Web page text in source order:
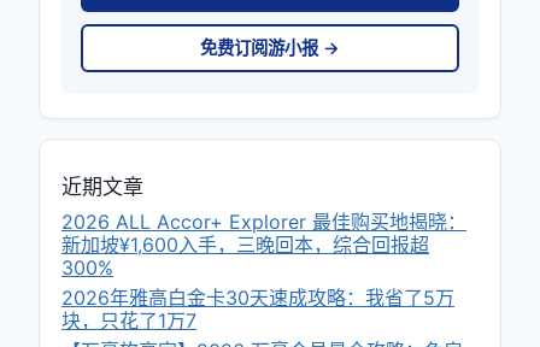
免费订阅游小报 →
近期文章
2026 ALL Accor+ Explorer 最佳购买地揭晓：
新加坡¥1,600入手，三晚回本，综合回报超
300%
2026年雅高白金卡30天速成攻略：我省了5万
块，只花了1万7